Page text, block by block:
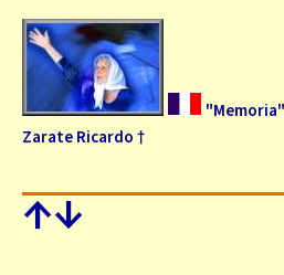
Zarate Ricardo †
↑↓